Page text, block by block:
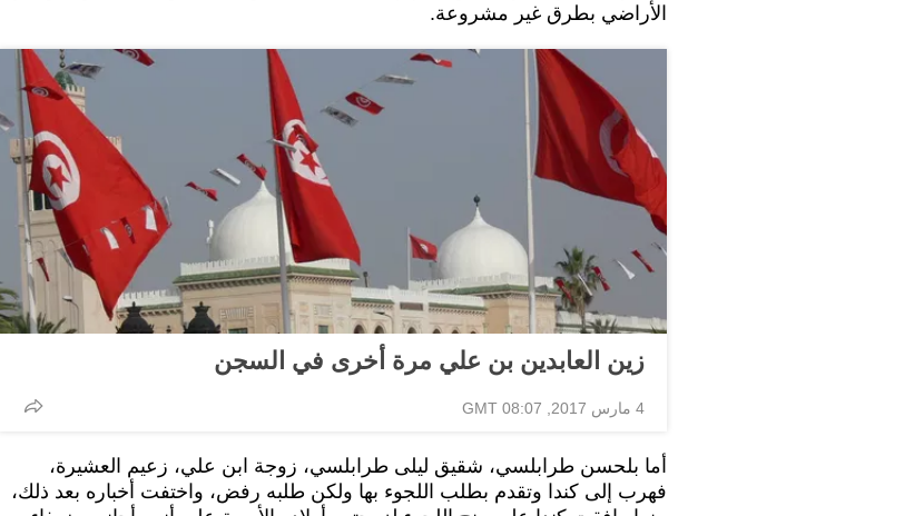
الأراضي بطرق غير مشروعة.
زين العابدين بن علي مرة أخرى في السجن
4 مارس 2017, 08:07 GMT
أما بلحسن طرابلسي، شقيق ليلى طرابلسي، زوجة ابن علي، زعيم العشيرة،
فهرب إلى كندا وتقدم بطلب اللجوء بها ولكن طلبه رفض، واختفت أخباره بعد ذلك،